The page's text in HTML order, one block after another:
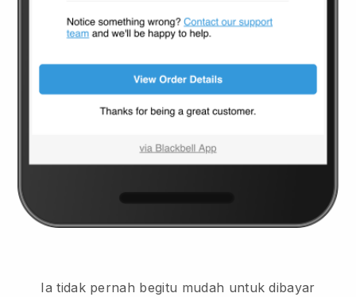
Ia tidak pernah begitu mudah untuk dibayar